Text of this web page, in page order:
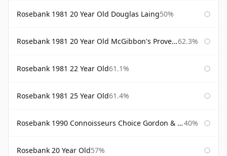
Rosebank 1981 20 Year Old Douglas Laing50%
Rosebank 1981 20 Year Old McGibbon's Provenance 62.3%
Rosebank 1981 22 Year Old61.1%
Rosebank 1981 25 Year Old61.4%
Rosebank 1990 Connoisseurs Choice Gordon & Macphail 40%
Rosebank 20 Year Old57%